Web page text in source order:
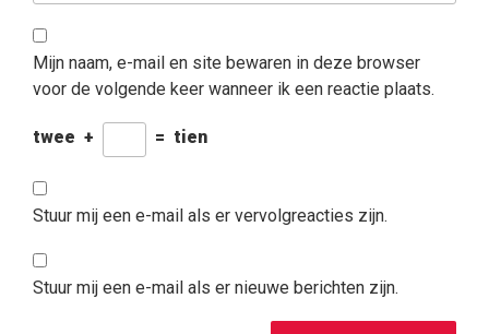
Mijn naam, e-mail en site bewaren in deze browser
voor de volgende keer wanneer ik een reactie plaats.
twee + = tien
Stuur mij een e-mail als er vervolgreacties zijn.
Stuur mij een e-mail als er nieuwe berichten zijn.